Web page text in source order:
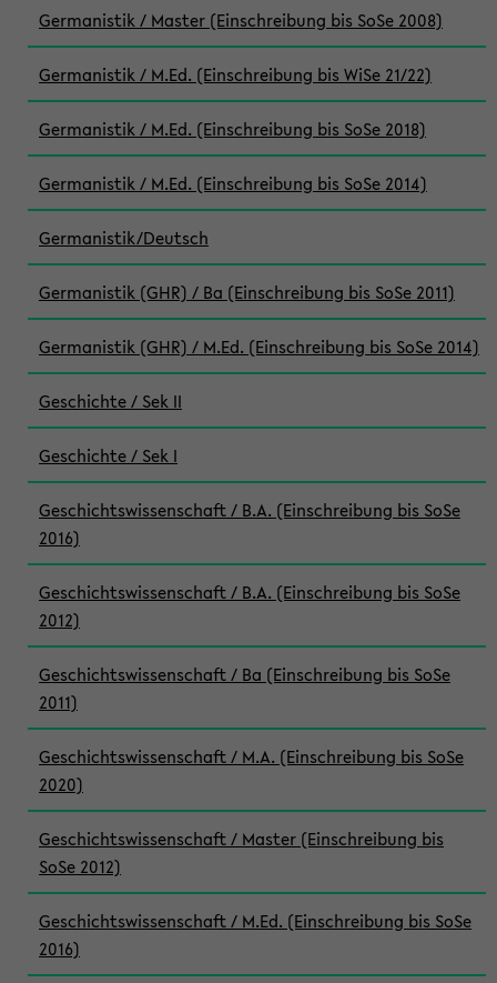
Germanistik / Master (Einschreibung bis SoSe 2008)
Germanistik / M.Ed. (Einschreibung bis WiSe 21/22)
Germanistik / M.Ed. (Einschreibung bis SoSe 2018)
Germanistik / M.Ed. (Einschreibung bis SoSe 2014)
Germanistik/Deutsch
Germanistik (GHR) / Ba (Einschreibung bis SoSe 2011)
Germanistik (GHR) / M.Ed. (Einschreibung bis SoSe 2014)
Geschichte / Sek II
Geschichte / Sek I
Geschichtswissenschaft / B.A. (Einschreibung bis SoSe
2016)
Geschichtswissenschaft / B.A. (Einschreibung bis SoSe
2012)
Geschichtswissenschaft / Ba (Einschreibung bis SoSe
2011)
Geschichtswissenschaft / M.A. (Einschreibung bis SoSe
2020)
Geschichtswissenschaft / Master (Einschreibung bis
SoSe 2012)
Geschichtswissenschaft / M.Ed. (Einschreibung bis SoSe
2016)